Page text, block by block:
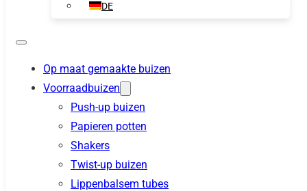
DE
Op maat gemaakte buizen
Voorraadbuizen
Push-up buizen
Papieren potten
Shakers
Twist-up buizen
Lippenbalsem tubes